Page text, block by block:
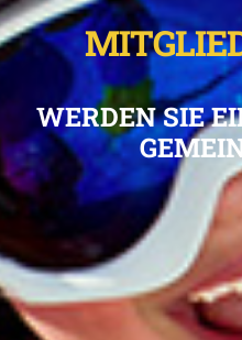
WERDEN SIE